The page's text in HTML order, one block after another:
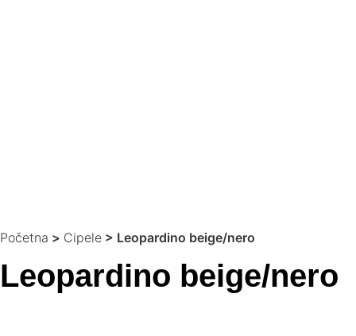
Početna > Cipele > Leopardino beige/nero
Leopardino beige/nero